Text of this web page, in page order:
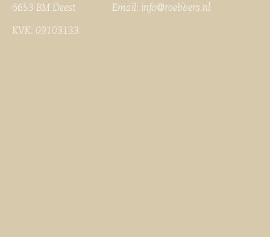
6653 BM Deest Email: info@roebbers.nl
KVK: 09103133